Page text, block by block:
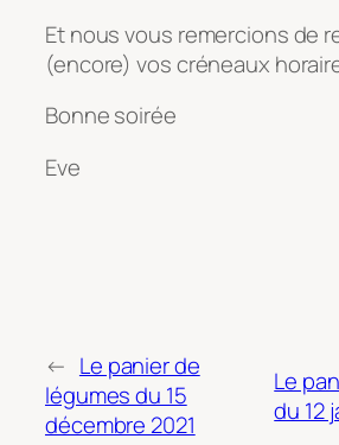
Et nous vous remercions de
(encore) vos créneaux
Bonne soirée
Eve
← Le panier de
légumes du 15
décembre 2021
Le
du 12